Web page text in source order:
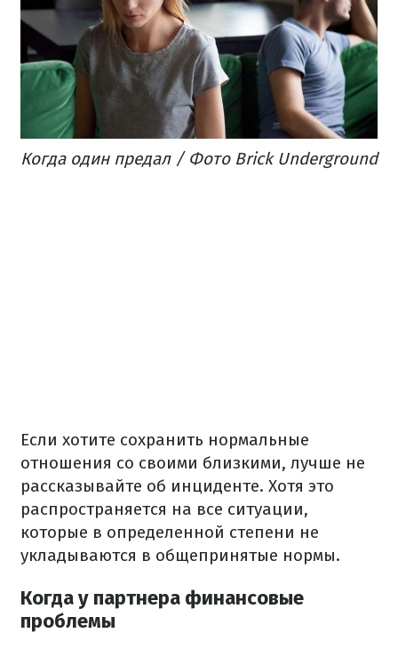
Когда один предал / Фото Brick Underground
Если хотите сохранить нормальные
отношения со своими близкими, лучше не
рассказывайте об инциденте. Хотя это
распространяется на все ситуации,
которые в определенной степени не
укладываются в общепринятые нормы.
Когда у партнера финансовые
проблемы